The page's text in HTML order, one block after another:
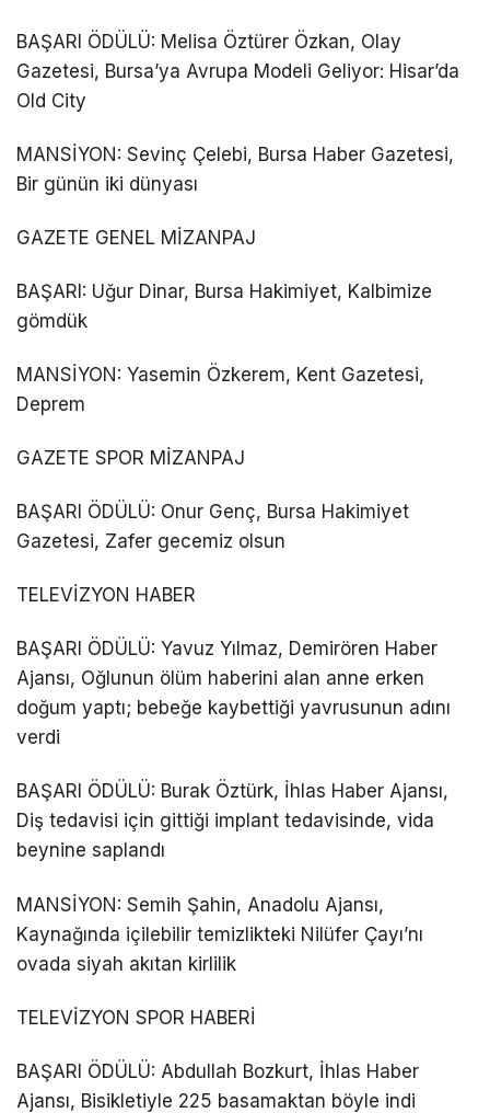
BAŞARI ÖDÜLÜ: Melisa Öztürer Özkan, Olay
Gazetesi, Bursa’ya Avrupa Modeli Geliyor: Hisar’da
Old City
MANSİYON: Sevinç Çelebi, Bursa Haber Gazetesi,
Bir günün iki dünyası
GAZETE GENEL MİZANPAJ
BAŞARI: Uğur Dinar, Bursa Hakimiyet, Kalbimize
gömdük
MANSİYON: Yasemin Özkerem, Kent Gazetesi,
Deprem
GAZETE SPOR MİZANPAJ
BAŞARI ÖDÜLÜ: Onur Genç, Bursa Hakimiyet
Gazetesi, Zafer gecemiz olsun
TELEVİZYON HABER
BAŞARI ÖDÜLÜ: Yavuz Yılmaz, Demirören Haber
Ajansı, Oğlunun ölüm haberini alan anne erken
doğum yaptı; bebeğe kaybettiği yavrusunun adını
verdi
BAŞARI ÖDÜLÜ: Burak Öztürk, İhlas Haber Ajansı,
Diş tedavisi için gittiği implant tedavisinde, vida
beynine saplandı
MANSİYON: Semih Şahin, Anadolu Ajansı,
Kaynağında içilebilir temizlikteki Nilüfer Çayı’nı
ovada siyah akıtan kirlilik
TELEVİZYON SPOR HABERİ
BAŞARI ÖDÜLÜ: Abdullah Bozkurt, İhlas Haber
Ajansı, Bisikletiyle 225 basamaktan böyle indi